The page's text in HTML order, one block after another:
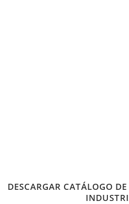
DESCARGAR CATÁLOGO